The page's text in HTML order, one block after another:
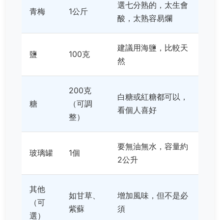
青梅 1公斤
選七分熟的，太生會
酸，太熟容易爛
鹽 100克
建議用海鹽，比較天
然
糖
200克
（可調
整）
白糖或紅糖都可以，
看個人喜好
玻璃罐 1個
要無油無水，容量約
2公升
其他
（可
選）
如甘草、
紫蘇
增加風味，但不是必
須